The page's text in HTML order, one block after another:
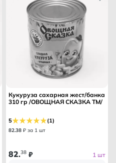
Кукуруза сахарная жест/банка
310 гр /ОВОЩНАЯ СКАЗКА ТМ/
5 (1)
82.38 ₽ за 1 шт
82.38 ₽
1 шт